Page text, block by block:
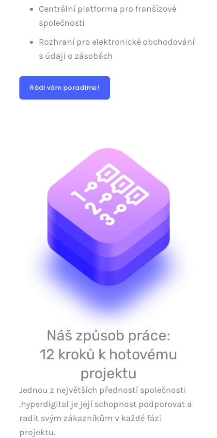
Centrální platforma pro franšízové
společnosti
Rozhraní pro elektronické obchodování
s údaji o zásobách
Rádi vám poradíme!
Náš způsob práce:
12 kroků k hotovému
projektu
Jednou z největších předností společnosti
.hyperdigital je její schopnost podporovat a
radit svým zákazníkům v každé fázi
projektu.